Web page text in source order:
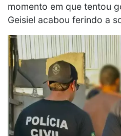
momento em que tentou
Geisiel acabou ferindo a